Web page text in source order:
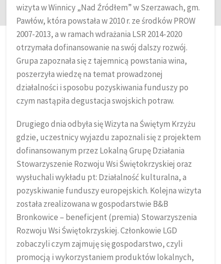
wizyta w Winnicy „Nad Źródłem” w Szerzawach, gm.
Pawłów, która powstała w 2010 r. ze środków PROW
2007-2013, a w ramach wdrażania LSR 2014-2020
otrzymała dofinansowanie na swój dalszy rozwój.
Grupa zapoznała się z tajemnicą powstania wina,
poszerzyła wiedzę na temat prowadzonej
działalności i sposobu pozyskiwania funduszy po
czym nastąpiła degustacja swojskich potraw.
Drugiego dnia odbyła się Wizyta na Świętym Krzyżu
gdzie, uczestnicy wyjazdu zapoznali się z projektem
dofinansowanym przez Lokalną Grupę Działania
Stowarzyszenie Rozwoju Wsi Świętokrzyskiej oraz
wysłuchali wykładu pt: Działalność kulturalna, a
pozyskiwanie funduszy europejskich. Kolejna wizyta
została zrealizowana w gospodarstwie B&B
Bronkowice – beneficjent (premia) Stowarzyszenia
Rozwoju Wsi Świętokrzyskiej. Członkowie LGD
zobaczyli czym zajmuję się gospodarstwo, czyli
promocją i wykorzystaniem produktów lokalnych,